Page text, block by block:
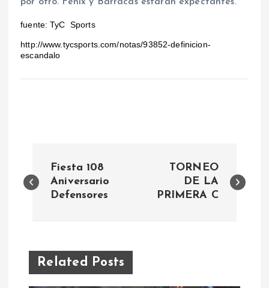
por otro. Fénix y Barracas estarán expectantes.
fuente: TyC Sports
http://www.tycsports.com/notas/93852-definicion-
escandalo
a
e
g
Fiesta 108
Aniversario
Defensores
TORNEO
DE LA
PRIMERA C
Related Posts